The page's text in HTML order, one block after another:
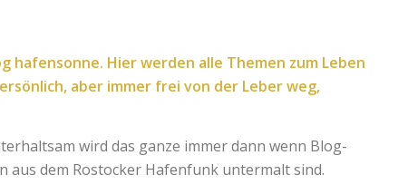
hafensonne. Hier werden alle Themen zum Leben
aber immer frei von der Leber weg,
wird das ganze immer dann wenn Blog-
dem Rostocker Hafenfunk untermalt sind.